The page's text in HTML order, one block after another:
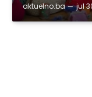
aktuelno.ba jul